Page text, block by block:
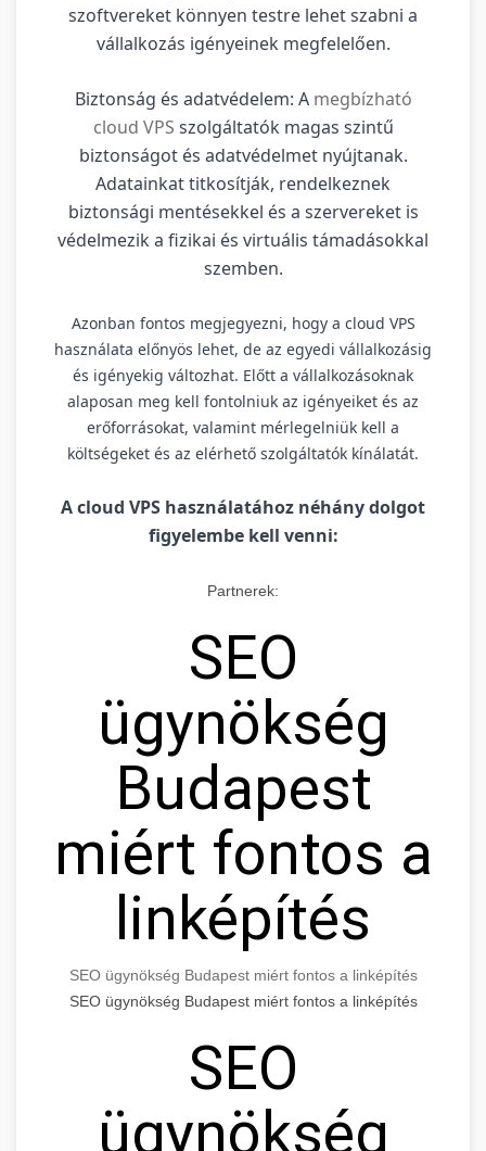
szoftvereket könnyen testre lehet szabni a
vállalkozás igényeinek megfelelően.
Biztonság és adatvédelem: A megbízható
cloud VPS szolgáltatók magas szintű
biztonságot és adatvédelmet nyújtanak.
Adatainkat titkosítják, rendelkeznek
biztonsági mentésekkel és a szervereket is
védelmezik a fizikai és virtuális támadásokkal
szemben.
Azonban fontos megjegyezni, hogy a cloud VPS
használata előnyös lehet, de az egyedi vállalkozásig
és igényekig változhat. Előtt a vállalkozásoknak
alaposan meg kell fontolniuk az igényeiket és az
erőforrásokat, valamint mérlegelniük kell a
költségeket és az elérhető szolgáltatók kínálatát.
A cloud VPS használatához néhány dolgot
figyelembe kell venni:
Partnerek:
SEO
ügynökség
Budapest
miért fontos a
linképítés
SEO ügynökség Budapest miért fontos a linképítés
SEO ügynökség Budapest miért fontos a linképítés
SEO
ügynökség